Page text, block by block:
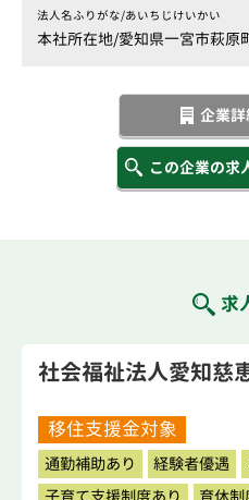
法人名ふりがな/あいちじけいかい
本社所在地/愛知県一宮市萩原
企業
この企業の求
求
社会福祉法人愛知慈
移住支援金対象
通勤補助あり 経験者優遇